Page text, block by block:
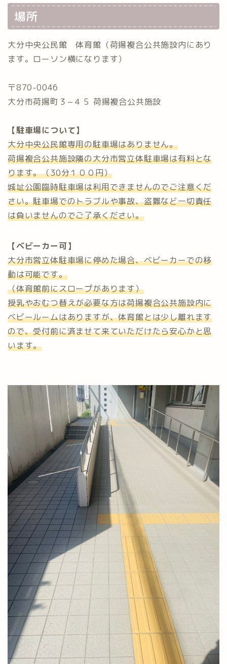
場所
大分中央公民館 体育館（荷揚複合公共施設内にあり
ます。ローソン横になります）
〒870-0046
大分市荷揚町３−４５ 荷揚複合公共施設
【駐車場について】
大分中央公民館専用の駐車場はありません。
荷揚複合公共施設隣の大分市営立体駐車場は有料とな
ります。（30分１００円）
城址公園臨時駐車場は利用できませんのでご注意くだ
さい。駐車場でのトラブルや事故、盗難など一切責任
は負いませんのでご了承ください。
【ベビーカー可】
大分市営立体駐車場に停めた場合、ベビーカーでの移
動は可能です。
（体育館前にスロープがあります）
授乳やおむつ替えが必要な方は荷揚複合公共施設内に
ベビールームはありますが、体育館とは少し離れます
ので、受付前に済ませて来ていただけたら安心かと思
います。